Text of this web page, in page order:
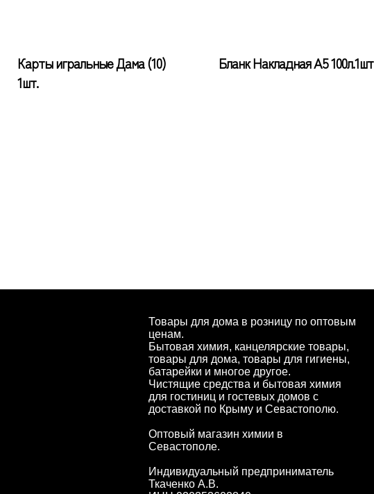
Карты игральные Дама (10)
1шт.
Бланк Накладная А5 100л.1шт
Товары для дома в розницу по оптовым
ценам.
Бытовая химия, канцелярские товары,
товары для дома, товары для гигиены,
батарейки и многое другое.
Чистящие средства и бытовая химия
для гостиниц и гостевых домов с
доставкой по Крыму и Севастополю.
Оптовый магазин химии в
Севастополе.
Индивидуальный предприниматель
Ткаченко А.В.